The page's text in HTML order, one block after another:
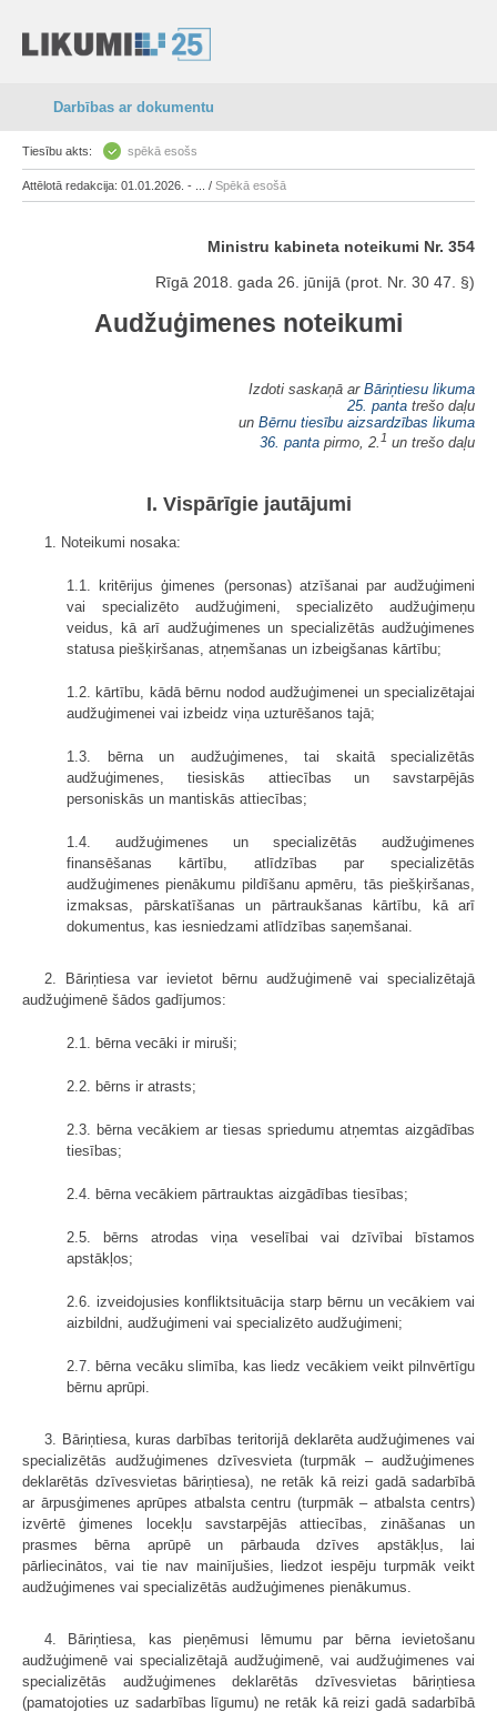
Darbības ar dokumentu
Tiesību akts: spēkā esošs
Attēlotā redakcija: 01.01.2026. - ... / Spēkā esošā
Ministru kabineta noteikumi Nr. 354
Rīgā 2018. gada 26. jūnijā (prot. Nr. 30 47. §)
Audžuģimenes noteikumi
Izdoti saskaņā ar Bāriņtiesu likuma
25. panta trešo daļu
un Bērnu tiesību aizsardzības likuma
36. panta pirmo, 2. 1 un trešo daļu
I. Vispārīgie jautājumi
1. Noteikumi nosaka:
1.1. kritērijus ģimenes (personas) atzīšanai par audžuģimeni
vai specializēto audžuģimeni, specializēto audžuģimeņu
veidus, kā arī audžuģimenes un specializētās audžuģimenes
statusa piešķiršanas, atņemšanas un izbeigšanas kārtību;
1.2. kārtību, kādā bērnu nodod audžuģimenei un specializētajai
audžuģimenei vai izbeidz viņa uzturēšanos tajā;
1.3. bērna un audžuģimenes, tai skaitā specializētās
audžuģimenes, tiesiskās attiecības un savstarpējās
personiskās un mantiskās attiecības;
1.4. audžuģimenes un specializētās audžuģimenes
finansēšanas kārtību, atlīdzības par specializētās
audžuģimenes pienākumu pildīšanu apmēru, tās piešķiršanas,
izmaksas, pārskatīšanas un pārtraukšanas kārtību, kā arī
dokumentus, kas iesniedzami atlīdzības saņemšanai.
2. Bāriņtiesa var ievietot bērnu audžuģimenē vai specializētajā
audžuģimenē šādos gadījumos:
2.1. bērna vecāki ir miruši;
2.2. bērns ir atrasts;
2.3. bērna vecākiem ar tiesas spriedumu atņemtas aizgādības
tiesības;
2.4. bērna vecākiem pārtrauktas aizgādības tiesības;
2.5. bērns atrodas viņa veselībai vai dzīvībai bīstamos
apstākļos;
2.6. izveidojusies konfliktsituācija starp bērnu un vecākiem vai
aizbildni, audžuģimeni vai specializēto audžuģimeni;
2.7. bērna vecāku slimība, kas liedz vecākiem veikt pilnvērtīgu
bērnu aprūpi.
3. Bāriņtiesa, kuras darbības teritorijā deklarēta audžuģimenes vai
specializētās audžuģimenes dzīvesvieta (turpmāk – audžuģimenes
deklarētās dzīvesvietas bāriņtiesa), ne retāk kā reizi gadā sadarbībā
ar ārpusģimenes aprūpes atbalsta centru (turpmāk – atbalsta centrs)
izvērtē ģimenes locekļu savstarpējās attiecības, zināšanas un
prasmes bērna aprūpē un pārbauda dzīves apstākļus, lai
pārliecinātos, vai tie nav mainījušies, liedzot iespēju turpmāk veikt
audžuģimenes vai specializētās audžuģimenes pienākumus.
4. Bāriņtiesa, kas pieņēmusi lēmumu par bērna ievietošanu
audžuģimenē vai specializētajā audžuģimenē, vai audžuģimenes vai
specializētās audžuģimenes deklarētās dzīvesvietas bāriņtiesa
(pamatojoties uz sadarbības līgumu) ne retāk kā reizi gadā sadarbībā